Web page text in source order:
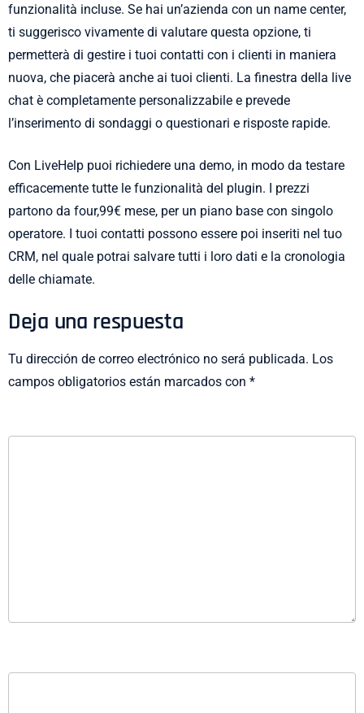
funzionalità incluse. Se hai un’azienda con un name center,
ti suggerisco vivamente di valutare questa opzione, ti
permetterà di gestire i tuoi contatti con i clienti in maniera
nuova, che piacerà anche ai tuoi clienti. La finestra della live
chat è completamente personalizzabile e prevede
l’inserimento di sondaggi o questionari e risposte rapide.
Con LiveHelp puoi richiedere una demo, in modo da testare
efficacemente tutte le funzionalità del plugin. I prezzi
partono da four,99€ mese, per un piano base con singolo
operatore. I tuoi contatti possono essere poi inseriti nel tuo
CRM, nel quale potrai salvare tutti i loro dati e la cronologia
delle chiamate.
Deja una respuesta
Tu dirección de correo electrónico no será publicada. Los
campos obligatorios están marcados con *